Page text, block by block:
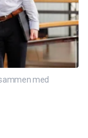
med